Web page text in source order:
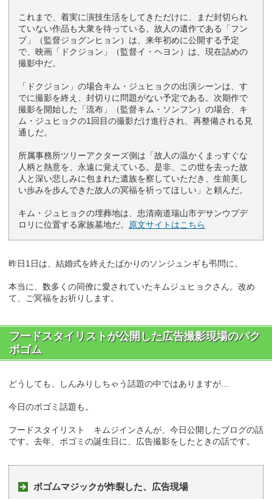
これまで、着実に演技生活をしてきただけに、まだ封切られ
ていない作品も大衆を待っている。故人の遺作である「フン
ブ」（監督ジョグンヒョン）は、来年初めに公開する予定
で、映画「ドクジョン」（監督イ・ヘヨン）は、現在詰めの
撮影中だ。
「ドクジョン」の場合キム・ジュヒョクの出演シーンは、す
でに撮影を終え、封切りに問題がない予定である。次期作で
撮影を開始した「流布」（監督キム・ソンフン）の場合、キ
ム・ジュヒョクの1回目の撮影だけ進行され、再整備される見
通しだ。
所属事務所ツリーアクターズ側は「故人の温かくまっすぐな
人柄と熱意を、永遠に覚えている。是非、この世を去った故
人と深い悲しみに包まれた遺族を察していただき、生前美し
い歩みを歩んできた故人の冥福を祈ってほしい」と頼んだ。
キム・ジュヒョクの埋葬地は、忠清南道瑞山市デサンウプデ
ロリに位置する家族墓地だ。 原文サイトはこちら
昨日1日は、結婚式を終えたばかりのソンジュンギも弔問に。
本当に、数多くの同僚に愛されていたキムジュヒョクさん。改め
て、ご冥福をお祈りします。
フードスタイリストが公開した広告撮影現場のパク
ボゴム
どうしても、しんみりしちゃう話題の中ではありますが…
今日のボゴミ話題も。
フードスタイリスト キムジインさんが、今日公開したブログの話
です。去年、ボゴミの誕生日に、広告撮影をしたときの話です。
ボゴムマジックが炸裂した、広告現場